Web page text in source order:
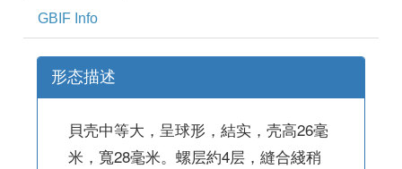
GBIF Info
形态描述
貝壳中等大，呈球形，結实，壳高26毫
米，寬28毫米。螺层約4层，縫合綫稍